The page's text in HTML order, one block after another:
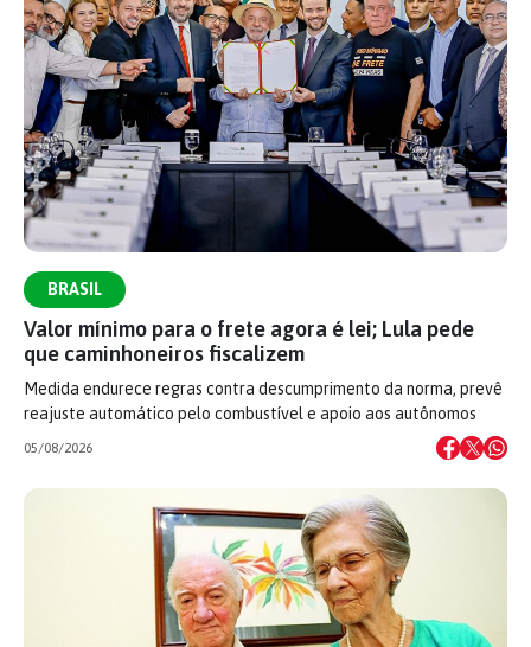
BRASIL
Valor mínimo para o frete agora é lei; Lula pede
que caminhoneiros fiscalizem
Medida endurece regras contra descumprimento da norma, prevê
reajuste automático pelo combustível e apoio aos autônomos
05/08/2026